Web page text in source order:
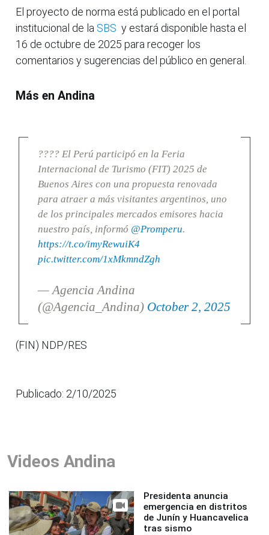
El proyecto de norma está publicado en el portal
institucional de la SBS y estará disponible hasta el
16 de octubre de 2025 para recoger los
comentarios y sugerencias del público en general.
Más en Andina
???? El Perú participó en la Feria
Internacional de Turismo (FIT) 2025 de
Buenos Aires con una propuesta renovada
para atraer a más visitantes argentinos, uno
de los principales mercados emisores hacia
nuestro país, informó @Promperu.
https://t.co/imyRewuiK4
pic.twitter.com/1xMkmndZgh
— Agencia Andina
(@Agencia_Andina) October 2, 2025
(FIN) NDP/RES
Publicado: 2/10/2025
Videos Andina
Presidenta anuncia
emergencia en distritos
de Junín y Huancavelica
tras sismo